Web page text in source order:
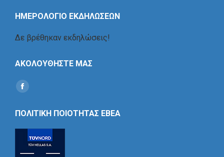
ΗΜΕΡΟΛΟΓΙΟ ΕΚΔΗΛΩΣΕΩΝ
Δε βρέθηκαν εκδηλώσεις!
ΑΚΟΛΟΥΘΗΣΤΕ ΜΑΣ
Find us on:
Social
ΠΟΛΙΤΙΚΗ ΠΟΙΟΤΗΤΑΣ ΕΒΕΑ